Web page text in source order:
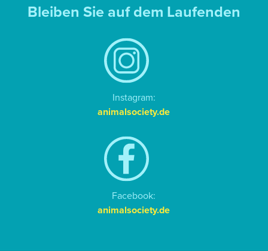
Bleiben Sie auf dem Laufenden
Instagram:
animalsociety.de
Facebook:
animalsociety.de